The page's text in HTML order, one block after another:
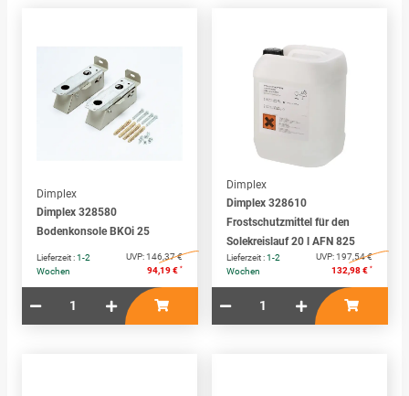
Dimplex
Dimplex 328580
Bodenkonsole BKOi 25
Lieferzeit :1-2
Wochen
UVP:146,37 €
94,19 € *
Dimplex
Dimplex 328610
Frostschutzmittel für den
Solekreislauf 20 l AFN 825
Lieferzeit :1-2
Wochen
UVP:197,54 €
132,98 € *